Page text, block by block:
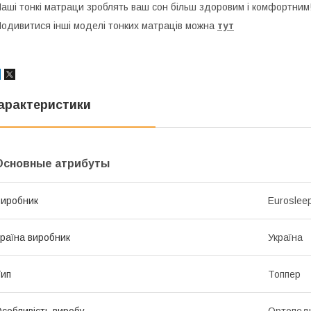
тонкі матраци зроблять ваш сон більш здоровим і комфортним!
інші моделі тонких матраців можна тут
атрибуты
виробник Україна
Топпер